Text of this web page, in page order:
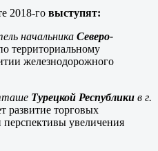
2018-го выступят:
начальника Северо-
территориальному
железнодорожного
Турецкой Республики в г.
развитие торговых
увеличения